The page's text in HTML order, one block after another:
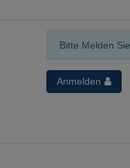
Bitte Melden
Anmelden